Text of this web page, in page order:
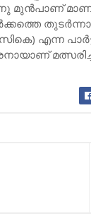
മുൻപാണ് മാണി
എന്ന